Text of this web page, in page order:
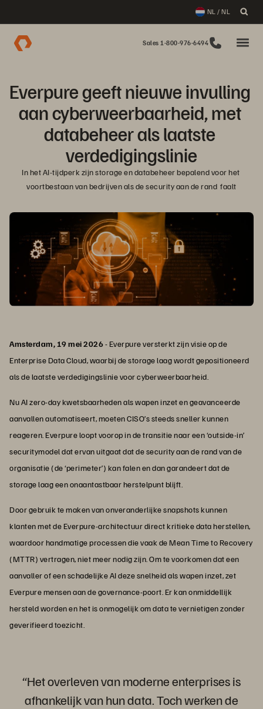
NL / NL
Sales 1-800-976-6494
Everpure geeft nieuwe invulling
aan cyberweerbaarheid, met
databeheer als laatste
verdedigingslinie
In het AI-tijdperk zijn storage en databeheer bepalend voor het
voortbestaan van bedrijven als de security aan de rand  faalt
Amsterdam, 19 mei 2026- Everpure versterkt zijn visie op de
Enterprise Data Cloud, waarbij de storage laag wordt gepositioneerd
als de laatste verdedigingslinie voor cyberweerbaarheid.
Nu AI zero-day kwetsbaarheden als wapen inzet en geavanceerde
aanvallen automatiseert, moeten CISO’s steeds sneller kunnen
reageren. Everpure loopt voorop in de transitie naar een ‘outside-in’
securitymodel dat ervan uitgaat dat de security aan de rand van de
organisatie (de ‘perimeter’) kan falen en dan garandeert dat de
storage laag een onaantastbaar herstelpunt blijft.
Door gebruik te maken van onveranderlijke snapshots kunnen
klanten met de Everpure-architectuur direct kritieke data herstellen,
waardoor handmatige processen die vaak de Mean Time to Recovery
(MTTR) vertragen, niet meer nodig zijn. Om te voorkomen dat een
aanvaller of een schadelijke AI deze snelheid als wapen inzet, zet
Everpure mensen aan de governance-poort. Er kan onmiddellijk
hersteld worden en het is onmogelijk om data te vernietigen zonder
geverifieerd toezicht.
“Het overleven van moderne enterprises is
afhankelijk van hun data. Toch werken de